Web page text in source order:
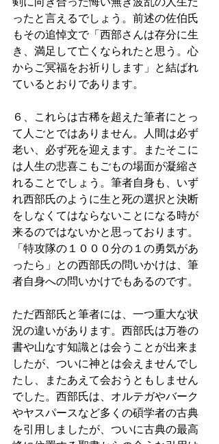
ったと言えるでしょう。前述の佐伯氏
もその追悼文で「西部さんは存分に生
き、満足して亡くなられたと思う。心
からご冥福をお祈りします」と結ばれ
ているとおりであります。
６、これらは古稀を超えた筆者にとっ
て人ごとではありません。人間は必ず
老い、必ず死を迎えます。またそこに
は人生の悲喜こもごもの場面が凝縮さ
れることでしょう。筆者自身も、いず
れ西部氏のように生と死の選択と決断
をしなくてはならないことになる時が
来るのではないかと思っております。
「特攻隊の１０００分の１の勇気があ
ったら」との西部氏の問いかけは、筆
者自身への問いかけでもあるのです。
ただ西部氏と筆者には、一つ重大な状
況の違いがあります。西部氏は万巻の
書や山なす知識とは会うことが出来ま
したが、ついに神とは会えませんでし
たし、またあえて会おうともしません
でした。西部氏は、オルテガやバーク
やヤスパースなど多くの碩学者の古典
を引用しましたが、ついに古典の最高